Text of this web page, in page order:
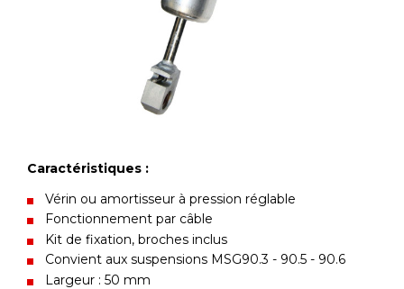
Caractéristiques :
Vérin ou amortisseur à pression réglable
Fonctionnement par câble
Kit de fixation, broches inclus
Convient aux suspensions MSG90.3 - 90.5 - 90.6
Largeur : 50 mm